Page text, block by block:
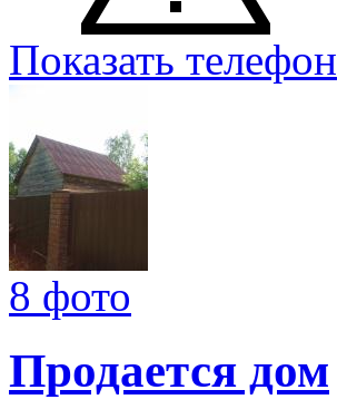
Показать телефон
8 фото
Продается дом